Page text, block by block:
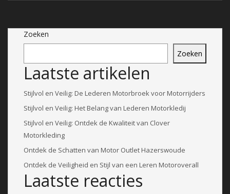
Zoeken
Zoeken
Laatste artikelen
Stijlvol en Veilig: De Lederen Motorbroek voor Motorrijders
Stijlvol en Veilig: Het Belang van Lederen Motorkledij
Stijlvol en Veilig: Ontdek de Kwaliteit van Clover
Motorkleding
Ontdek de Schatten van Motor Outlet Hazerswoude
Ontdek de Veiligheid en Stijl van een Leren Motoroverall
Laatste reacties